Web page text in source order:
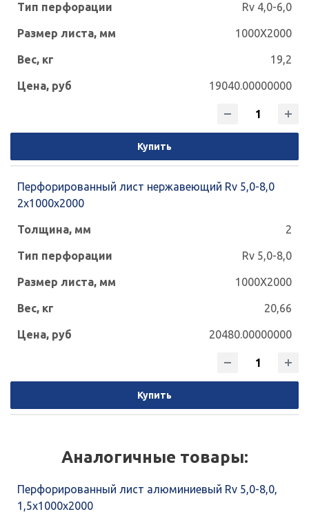
Rv 4,0-6,0
1000X2000
19,2
19040.00000000
Купить
Перфорированный лист нержавеющий Rv 5,0-8,0
2x1000x2000
2
Rv 5,0-8,0
1000X2000
20,66
20480.00000000
Купить
Аналогичные товары:
Перфорированный лист алюминиевый Rv 5,0-8,0,
1,5х1000х2000